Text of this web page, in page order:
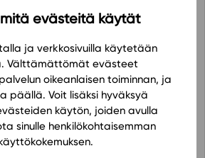
mitä evästeitä käytät
ja verkkosivuilla käytetään
Välttämättömät evästeet
oikeanlaisen toiminnan, ja
päällä. Voit lisäksi hyväksyä
käytön, joiden avulla
sinulle henkilökohtaisemman
preliminärprov antingen i Studeo
Go!och ge varje abiturient chansen
i engelska!
Studeon alustalla